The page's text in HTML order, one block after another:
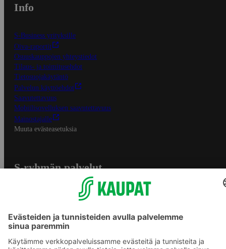
Info
S-Business yrityksille
Oiva-raportit
Osuuskauppojen yhteystiedot
Tilaus- ja toimitusehdot
Tietosuojakäytäntö
Palvelun käyttöehdot
Saavutettavuus
Mobiilisovelluksen saavutettavuus
Mainostajalle
Muuta evästeasetuksia
S-ryhmän palvelut
Yhteishyvä Ruoka -sovellus
S-ostoslista -sovellus
Prisma.fi